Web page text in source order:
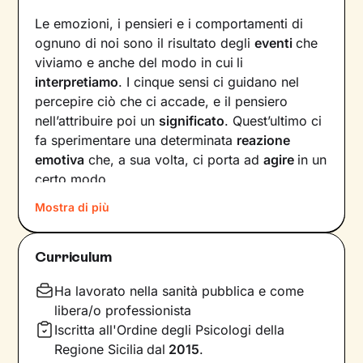
Le emozioni, i pensieri e i comportamenti di
ognuno di noi sono il risultato deglieventiche
viviamo e anche del modo in cui li
interpretiamo. I cinque sensi ci guidano nel
percepire ciò che ci accade, e il pensiero
nell’attribuire poi un significato. Quest’ultimo ci
fa sperimentare una determinata reazione
emotiva che, a sua volta, ci porta adagire in un
certo modo.
Col passare del tempo possono crearsi circoli
virtuosi ma anche viziosi, che ci allontanano dal
benessere e dalla persona che vorremmo
andando aintervenire su pensieri e
comportamentiin modo da innescare un
cambiamento positivo.
Mostra di più
Curriculum
Ha lavorato nella sanità pubblica e come
libera/o professionista
Iscritta all'Ordine degli Psicologi della
Regione Sicilia dal 2015.